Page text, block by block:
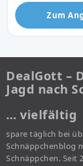
Zum
DealGott –
Jagd nach
… vielfältig
spare täglich bei
Schnäppchenblog
Schnäppchen. Seit